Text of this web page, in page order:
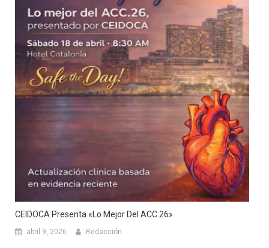
CEIDOCA Presenta «Lo Mejor Del ACC.26»
abril 9, 2026 Redacción